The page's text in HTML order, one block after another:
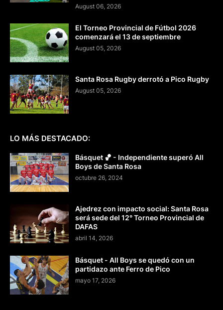
August 06, 2026
El Torneo Provincial de Fútbol 2026
comenzará el 13 de septiembre
August 05, 2026
Santa Rosa Rugby derrotó a Pico Rugby
August 05, 2026
LO MÁS DESTACADO:
Básquet 🏀 - Independiente superó All
Boys de Santa Rosa
octubre 26, 2024
Ajedrez con impacto social: Santa Rosa
será sede del 12° Torneo Provincial de
DAFAS
abril 14, 2026
Básquet - All Boys se quedó con un
partidazo ante Ferro de Pico
mayo 17, 2026